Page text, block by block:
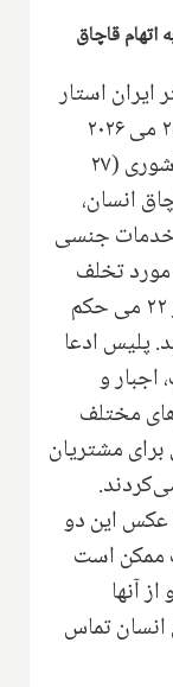
اتهام قاچاق
استار
ارسال کرده، می‌گوید دیروز دوشنبه ۲۵ می ۲۰۲۶
کایلن ریچارد وارهام (۳۵ ساله) و آوا آشوری (۲۷
انسان،
خدمات جنسی
دیگری دستگیر شده‌اند. آوا متهم به ۷ مورد تخلف
است. تحقیقات از آوریل آغاز شد و در ۲۲ می حکم
پلیس ادعا
اجبار و
مکان‌های مختلف
مشتریان
در شماره پرونده ۲۰۲۶-۷۳۸۷۳۸، عکس این دو
ممکن است
آنها
انسان تماس